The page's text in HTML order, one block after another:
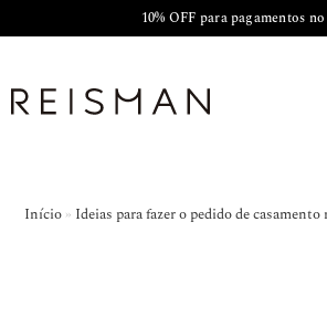
10% OFF para pagamentos
Início » Ideias para fazer o pedido de